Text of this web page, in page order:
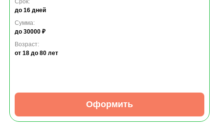
до 16 дней
Сумма:
до 30000 ₽
Возраст:
от 18 до 80 лет
Оформить